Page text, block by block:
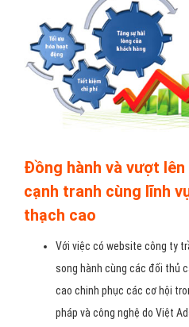
Đồng hành và vượt
cạnh tranh cùng lĩnh
thạch cao
Với việc có website công ty
song hành cùng các đối thủ
cao chinh phục các cơ hội
pháp và công nghệ do Việt